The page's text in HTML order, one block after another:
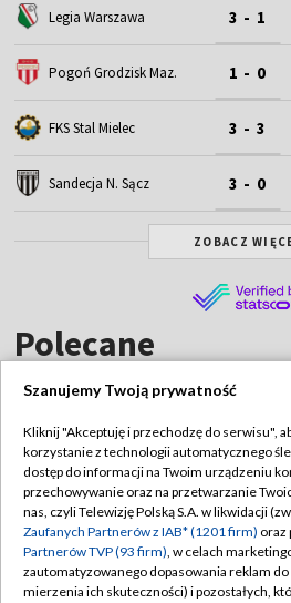
Legia Warszawa 3 - 1
Pogoń Grodzisk Maz. 1 - 0
FKS Stal Mielec 3 - 3
Sandecja N. Sącz 3 - 0
ZOBACZ
Polecane
TVP
Abonament
Sklep
Biuro
Regulamin
Polityka
Moje
Szanujemy Twoją prywatność
Kliknij "Akceptuję i przechodzę do serwisu",
korzystanie z technologii automatycznego
dostęp do informacji na Twoim urządzeniu
przechowywanie oraz na przetwarzanie
nas, czyli Telewizję Polską S.A. w likwidacji
Zaufanych Partnerów z IAB* (1201 firm) oraz
Partnerów TVP (93 firm), w celach
zautomatyzowanego dopasowania reklam
mierzenia ich skuteczności) i pozostałych,